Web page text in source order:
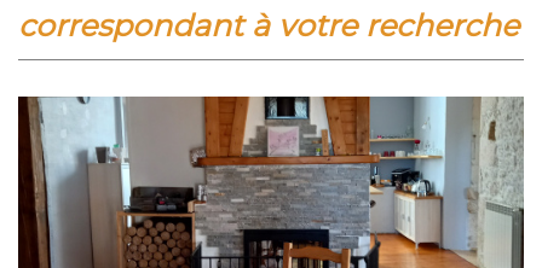
correspondant à votre recherche